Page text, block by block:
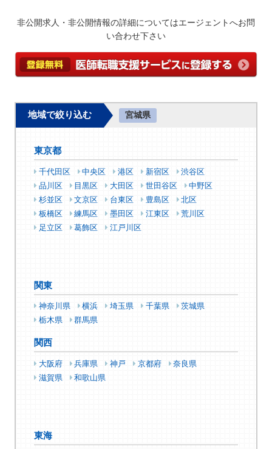
非公開求人・非公開情報の詳細についてはエージェントへお問
い合わせ下さい
地域で絞り込む 宮城県
東京都
千代田区 中央区 港区 新宿区
渋谷区
品川区
目黒区 大田区 世田谷区
中野区
杉並区
文京区 台東区 豊島区
北区
板橋区
練馬区 墨田区 江東区
荒川区
足立区
葛飾区 江戸川区
関東
神奈川県 横浜 埼玉県 千葉県
茨城県
栃木県
群馬県
関西
大阪府 兵庫県 神戸 京都府
奈良県
滋賀県
和歌山県
東海